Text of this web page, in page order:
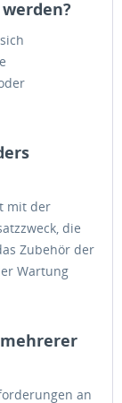
mit der
die
Zubehör der
Wartung
an